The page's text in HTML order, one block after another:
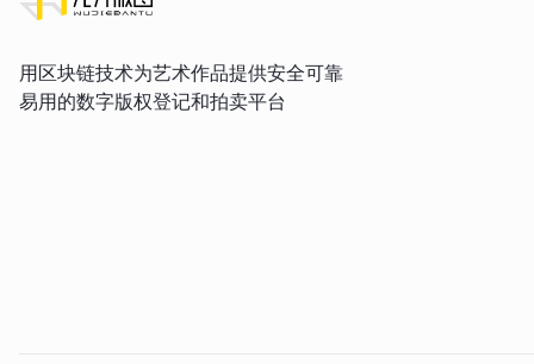
用区块链技术为艺术作品提供安全可靠
易用的数字版权登记和拍卖平台